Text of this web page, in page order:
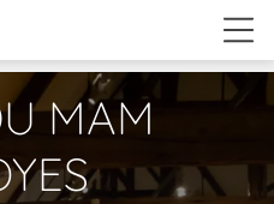
MAM